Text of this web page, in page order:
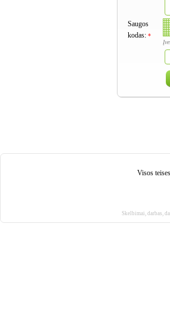
Saugos
kodas: *
Visos
Skelbimai , darbas ,